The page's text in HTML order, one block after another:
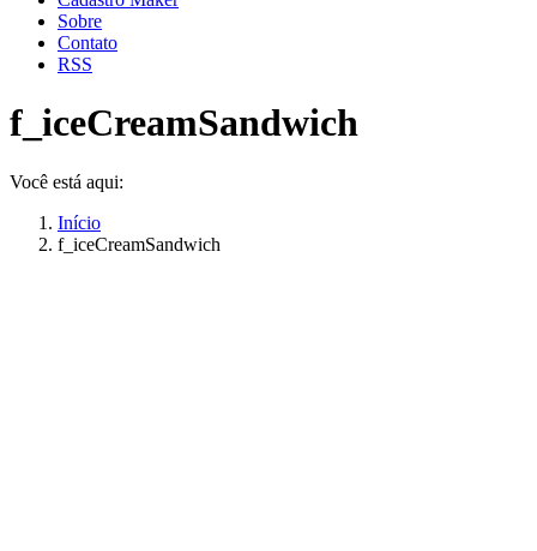
Sobre
Contato
RSS
f_iceCreamSandwich
Você está aqui:
Início
f_iceCreamSandwich